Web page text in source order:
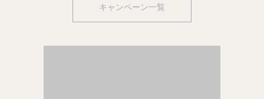
キャンペーン一覧